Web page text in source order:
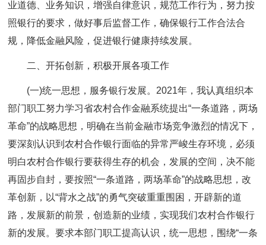
业道德、业务知识，增强自律意识，规范工作行为，努力按
照银行的要求，做好事后监督工作，确保银行工作合法合
规，降低金融风险，促进银行健康持续发展。
二、开拓创新，积极开展各项工作
(一)统一思想，服务银行发展。 2021年，我认真组织本
部门职工努力学习省农村合作金融系统提出“一条道路，两场
革命”的战略思想，明确在当前金融市场竞争激烈的情况下，
要深刻认识到农村合作银行面临的异常严峻生存环境，必须
明白农村合作银行要获得生存的机会，发展的空间，决不能
再固步自封，要按照“一条道路，两场革命”的战略思想，改
革创新，以“背水之战”的勇气突破重重围困，开辟新的道
路，发展新的前景，创造新的业绩，实现我们农村合作银行
新的发展。要求本部门职工提高认识，统一思想，围绕“一条